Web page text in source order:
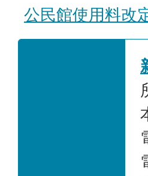
公民館使用料改